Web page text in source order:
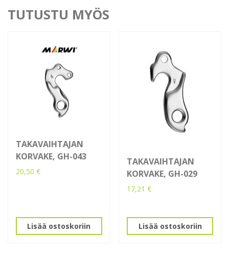
2.0
määrä
TUTUSTU MYÖS
TAKAVAIHTAJAN
KORVAKE, GH-043
20,50 €
Lisää ostoskoriin
TAKAVAIHTAJAN
KORVAKE, GH-029
17,21€
Lisää ostoskoriin